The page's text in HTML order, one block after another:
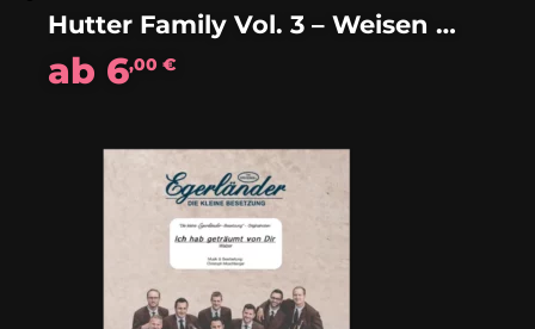
Hutter Family Vol. 3 – Weisen & Duette
ab 6,00€